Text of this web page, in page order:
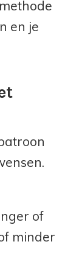
en je
of
minder